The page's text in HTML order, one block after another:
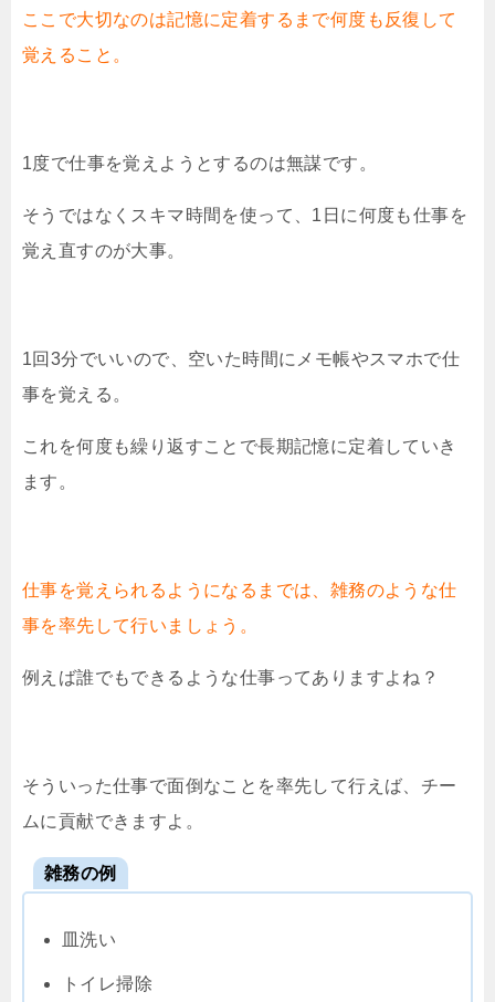
ここで大切なのは記憶に定着するまで何度も反復して
覚えること。
1度で仕事を覚えようとするのは無謀です。
そうではなくスキマ時間を使って、1日に何度も仕事を
覚え直すのが大事。
1回3分でいいので、空いた時間にメモ帳やスマホで仕
事を覚える。
これを何度も繰り返すことで長期記憶に定着していき
ます。
仕事を覚えられるようになるまでは、雑務のような仕
事を率先して行いましょう。
例えば誰でもできるような仕事ってありますよね？
そういった仕事で面倒なことを率先して行えば、チー
ムに貢献できますよ。
雑務の例
皿洗い
トイレ掃除